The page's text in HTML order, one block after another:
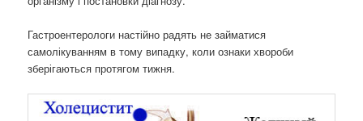
Гастроентерологи настійно радять не займатися
самолікуванням в тому випадку, коли ознаки хвороби
зберігаються протягом тижня.